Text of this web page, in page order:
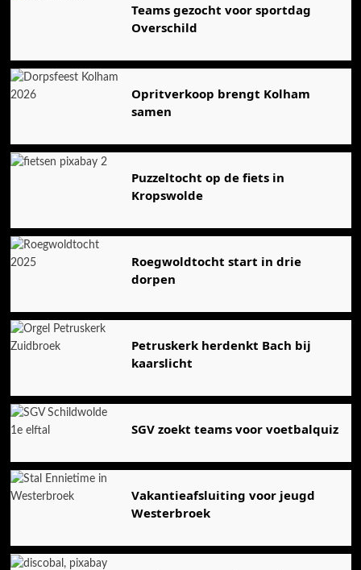
Teams gezocht voor sportdag
Overschild
Opritverkoop brengt Kolham
samen
Puzzeltocht op de fiets in
Kropswolde
Roegwoldtocht start in drie
dorpen
Petruskerk herdenkt Bach bij
kaarslicht
SGV zoekt teams voor voetbalquiz
Vakantieafsluiting voor jeugd
Westerbroek